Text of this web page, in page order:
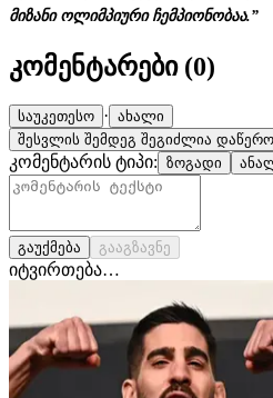
მიზანი ოლიმპიური ჩემპიონობაა.”
კომენტარები (0)
საუკეთესო · ახალი
შესვლის შემდეგ შეგიძლია
კომენტარის ტიპი: ზოგადი
გაუქმება გააგზავნე
იტვირთება…